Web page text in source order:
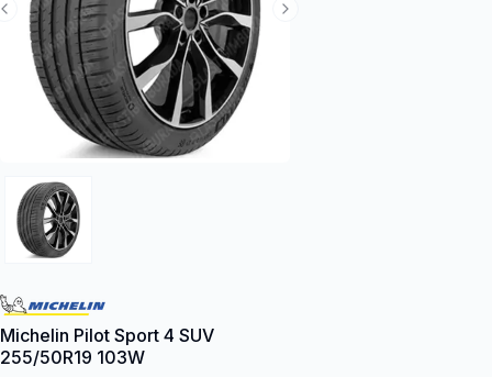
Next Slide
Previous Slide
Michelin Pilot Sport 4 SUV
255/50R19 103W